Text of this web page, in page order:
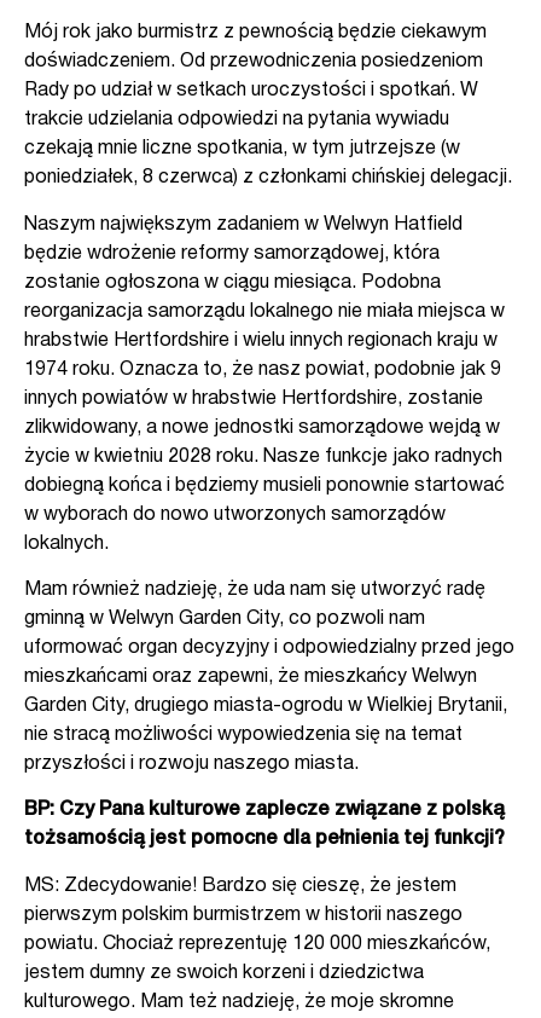
Mój rok jako burmistrz z pewnością będzie ciekawym
doświadczeniem. Od przewodniczenia posiedzeniom
Rady po udział w setkach uroczystości i spotkań. W
trakcie udzielania odpowiedzi na pytania wywiadu
czekają mnie liczne spotkania, w tym jutrzejsze (w
poniedziałek, 8 czerwca) z członkami chińskiej delegacji.
Naszym największym zadaniem w Welwyn Hatfield
będzie wdrożenie reformy samorządowej, która
zostanie ogłoszona w ciągu miesiąca. Podobna
reorganizacja samorządu lokalnego nie miała miejsca w
hrabstwie Hertfordshire i wielu innych regionach kraju w
1974 roku. Oznacza to, że nasz powiat, podobnie jak 9
innych powiatów w hrabstwie Hertfordshire, zostanie
zlikwidowany, a nowe jednostki samorządowe wejdą w
życie w kwietniu 2028 roku. Nasze funkcje jako radnych
dobiegną końca i będziemy musieli ponownie startować
w wyborach do nowo utworzonych samorządów
lokalnych.
Mam również nadzieję, że uda nam się utworzyć radę
gminną w Welwyn Garden City, co pozwoli nam
uformować organ decyzyjny i odpowiedzialny przed jego
mieszkańcami oraz zapewni, że mieszkańcy Welwyn
Garden City, drugiego miasta-ogrodu w Wielkiej Brytanii,
nie stracą możliwości wypowiedzenia się na temat
przyszłości i rozwoju naszego miasta.
BP: Czy Pana kulturowe zaplecze związane z polską
tożsamością jest pomocne dla pełnienia tej funkcji?
MS: Zdecydowanie! Bardzo się cieszę, że jestem
pierwszym polskim burmistrzem w historii naszego
powiatu. Chociaż reprezentuję 120 000 mieszkańców,
jestem dumny ze swoich korzeni i dziedzictwa
kulturowego. Mam też nadzieję, że moje skromne